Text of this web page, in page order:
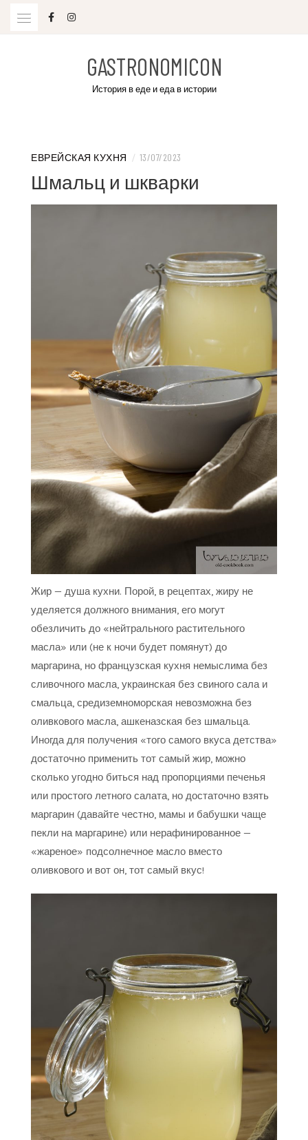
GASTRONOMICON
История в еде и еда в истории
ЕВРЕЙСКАЯ КУХНЯ / 13/07/2023
Шмальц и шкварки
Жир — душа кухни. Порой, в рецептах, жиру не
уделяется должного внимания, его могут
обезличить до «нейтрального растительного
масла» или (не к ночи будет помянут) до
маргарина, но французская кухня немыслима без
сливочного масла, украинская без свиного сала и
смальца, средиземноморская невозможна без
оливкового масла, ашкеназская без шмальца.
Иногда для получения «того самого вкуса детства»
достаточно применить тот самый жир, можно
сколько угодно биться над пропорциями печенья
или простого летного салата, но достаточно взять
маргарин (давайте честно, мамы и бабушки чаще
пекли на маргарине) или нерафинированное —
«жареное» подсолнечное масло вместо
оливкового и вот он, тот самый вкус!